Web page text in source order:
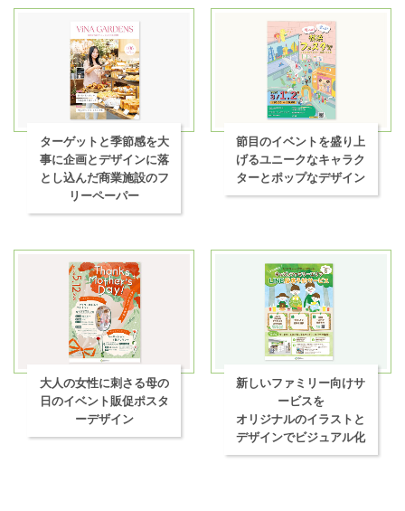
ターゲットと季節感を大
事に企画とデザインに落
とし込んだ商業施設のフ
リーペーパー
節目のイベントを盛り上
げるユニークなキャラク
ターとポップなデザイン
大人の女性に刺さる母の
日のイベント販促ポスタ
ーデザイン
新しいファミリー向けサ
ービスを
オリジナルのイラストと
デザインでビジュアル化